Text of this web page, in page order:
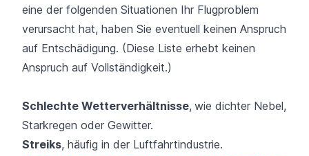
eine der folgenden Situationen Ihr Flugproblem
verursacht hat, haben Sie eventuell keinen Anspruch
auf Entschädigung. (Diese Liste erhebt keinen
Anspruch auf Vollständigkeit.)
Schlechte Wetterverhältnisse, wie dichter Nebel,
Starkregen oder Gewitter.
Streiks, häufig in der Luftfahrtindustrie.